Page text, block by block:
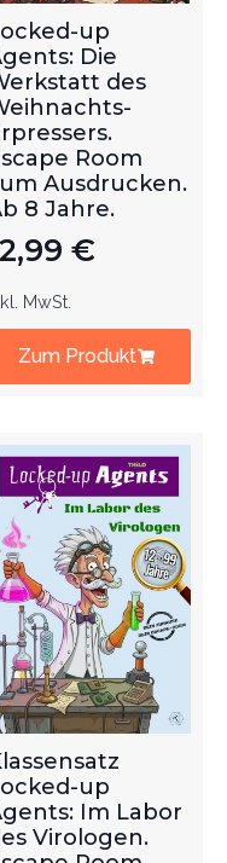
up
Die
des
Room
Ausdrucken.
8 Jahre.
€
MwSt.
Zum Produkt
up
Im Labor
Virologen.